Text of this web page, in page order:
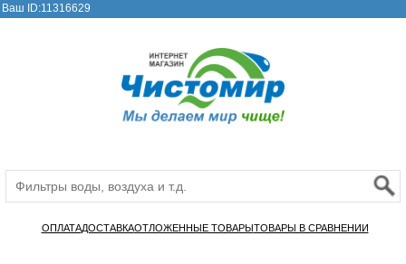
Ваш ID:11316629
ОПЛАТАДОСТАВКАОТЛОЖЕННЫЕ ТОВАРЫТОВАРЫ В СРАВНЕНИИ